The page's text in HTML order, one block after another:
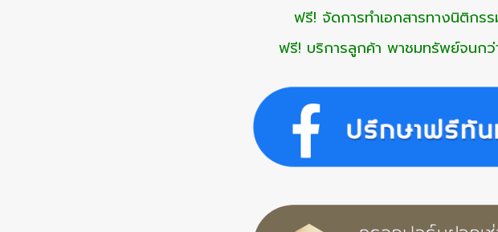
ฟรี! จัดการทำเอกสารทางนิติกร
ฟรี! บริการลูกค้า พาชมทรัพย์จนกว่